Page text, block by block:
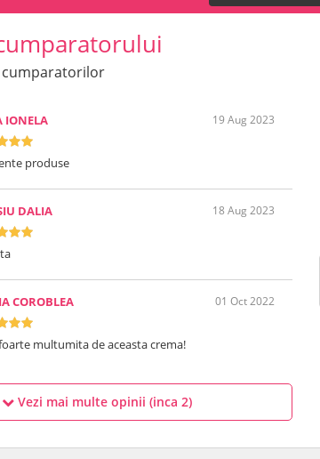
cumparatorilor
IONELA 19 Aug 2023
produse
DALIA 18 Aug 2023
COROBLEA 01 Oct 2022
multumita de aceasta crema!
Vezi mai multe opinii (inca 2)